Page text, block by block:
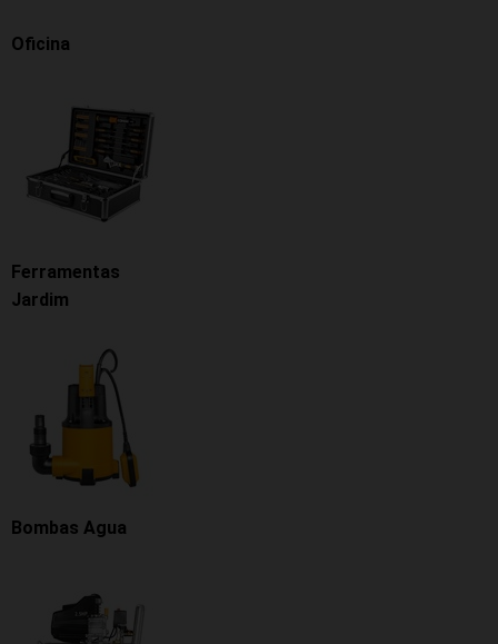
Oficina
Ferramentas
Jardim
Bombas Agua